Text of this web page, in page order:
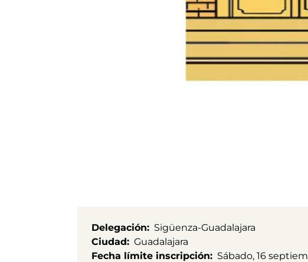
Delegación
Sigüenza-Guadalajara
Ciudad
Guadalajara
Fecha límite inscripción
Sábado, 16